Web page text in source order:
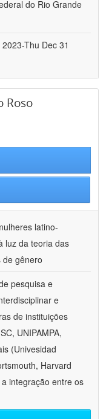
do Rio Grande
Thu Dec 31
Roso
latino-
luz da teoria das
de gênero
pesquisa e
e
de instituições
UNIPAMPA,
(Univesidad
Harvard
integração entre os